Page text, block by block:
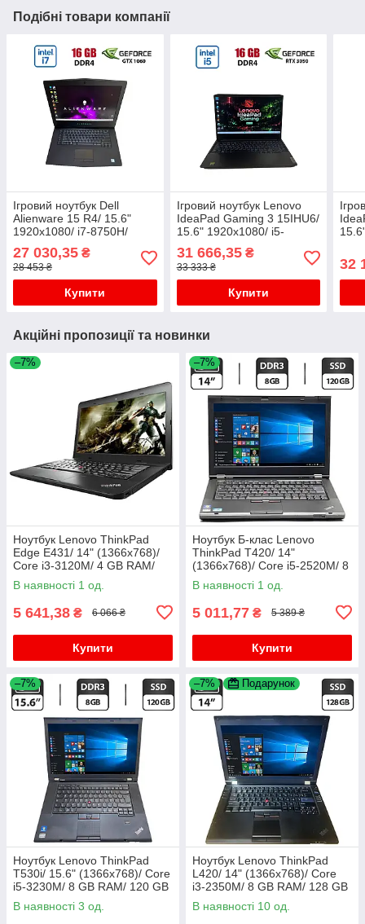
Подібні товари компанії
Ігровий ноутбук Dell
Alienware 15 R4/ 15.6"
1920x1080/ i7-8750H/
SSD+500GB HDD/ GTX
1060 6GB
27 030,35 ₴
28 453 ₴
Купити
Ігровий ноутбук Lenovo
IdeaPad Gaming 3 15IHU6/
15.6" 1920x1080/ i5-
512GB SSD/ RTX 3050
4GB
31 666,35₴
33 333 ₴
Купити
4GB
32
Акційні пропозиції та новинки
–7%
Ноутбук Lenovo ThinkPad
Edge E431/ 14" (1366x768)/
Core i3-3120M/ 4 GB RAM/
320 GB HDD/ HD 4000
В наявності 1 од.
5 641,38 ₴ 6 066 ₴
Купити
–7%
Ноутбук Б-клас Lenovo
ThinkPad T420/ 14"
(1366x768)/ Core i5-2520M/ 8
GB RAM/ 120 GB SSD/ HD
3000
В наявності 1 од.
5 011,77 ₴ 5 389 ₴
Купити
–7%
Ноутбук Lenovo ThinkPad
T530i/ 15.6" (1366x768)/ Core
i5-3230M/ 8 GB RAM/ 120 GB
SSD/ HD 4000
В наявності 3 од.
–7% Подарунок
Ноутбук Lenovo ThinkPad
L420/ 14" (1366x768)/ Core
i3-2350M/ 8 GB RAM/ 128 GB
SSD/ HD 3000
В наявності 10 од.